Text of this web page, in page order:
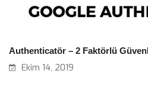
Authenticatör – 2 Faktörlü
Ekim 14, 2019